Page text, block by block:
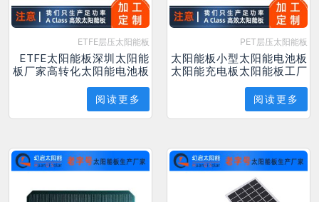
ETFE层压太阳能板
ETFE太阳能板深圳太阳能
板厂家高转化太阳能电池板
阅读更多
PET层压太阳能板
太阳能板小型太阳能电池板
太阳能充电板太阳能板工厂
阅读更多